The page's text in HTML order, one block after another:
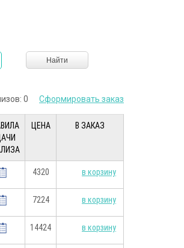
Найти
0 Сформировать заказ
ЦЕНА В ЗАКАЗ
4320 в корзину
7224 в корзину
14424 в корзину